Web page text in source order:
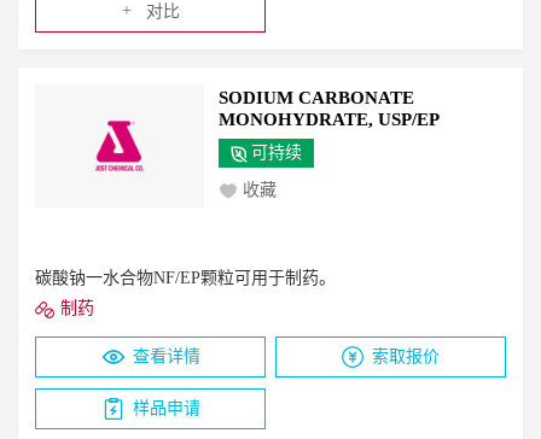
+ 对比
SODIUM CARBONATE
MONOHYDRATE, USP/EP
可持续
收藏
碳酸钠一水合物NF/EP颗粒可用于制药。
制药
查看详情 索取报价
样品申请